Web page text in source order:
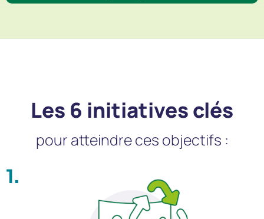
Les 6 initiatives clés
pour atteindre ces objectifs :
1.